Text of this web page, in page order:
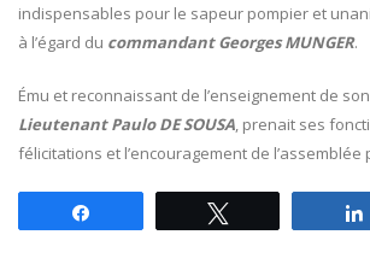
indispensables pour le sapeur pompier et
à l’égard du commandant Georges MUNGER.
Ému et reconnaissant de l’enseignement de
Lieutenant Paulo DE SOUSA, prenait ses
félicitations et l’encouragement de l’assemblée